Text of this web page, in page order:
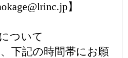
】
ついて
下記の時間帯にお願